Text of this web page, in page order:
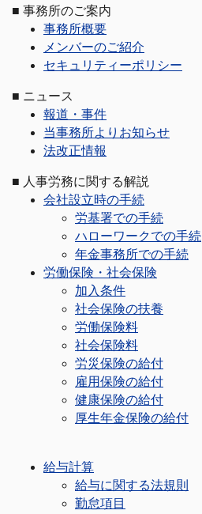
■ 事務所のご案内
事務所概要
メンバーのご紹介
セキュリティーポリシー
■ ニュース
報道・事件
当事務所よりお知らせ
法改正情報
■ 人事労務に関する解説
会社設立時の手続
労基署での手続
ハローワークでの手続
年金事務所での手続
労働保険・社会保険
加入条件
社会保険の扶養
労働保険料
社会保険料
労災保険の給付
雇用保険の給付
健康保険の給付
厚生年金保険の給付
給与計算
給与に関する法規則
勤怠項目